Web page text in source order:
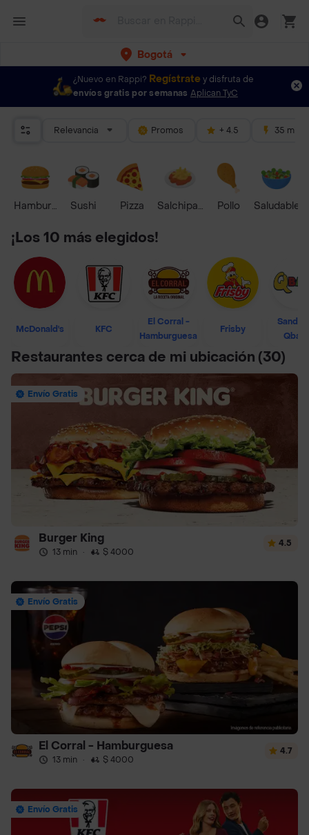
Bogotá
¿Nuevo en Rappi? Regístrate y disfruta de
envíos gratis por semanas Aplican TyC
Relevancia Promos + 4.5 35 mins
HamburguesaSushi Pizza Salchipapas Pollo Saludable
¡Los 10 más elegidos!
McDonald's KFC
El Corral -
Hamburguesa
Frisby
Restaurantes cerca de mi ubicación (30)
Envío Gratis
Burger King
13 min · $ 4000
4.5
Envío Gratis
El Corral - Hamburguesa
13 min · $ 4000
4.7
Envío Gratis